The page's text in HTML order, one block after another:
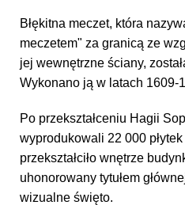
Błękitna meczet, która
meczetem" za granicą ze
jej wewnętrzne ściany,
Wykonano ją w latach 1609-
Po przekształceniu Hagii
wyprodukowali 22 000
przekształciło wnętrze
uhonorowany tytułem
wizualne święto.